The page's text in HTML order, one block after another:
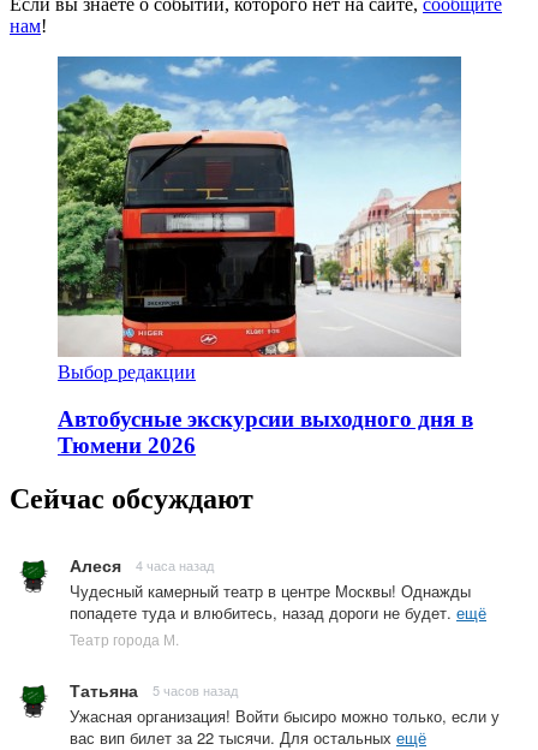
Если вы знаете о событии, которого нет на сайте, сообщите
нам!
Выбор редакции
Автобусные экскурсии выходного дня в
Тюмени 2026
Сейчас обсуждают
Алеся 4 часа назад
Чудесный камерный театр в центре Москвы! Однажды
попадете туда и влюбитесь, назад дороги не будет. ещё
Театр города М.
Татьяна 5 часов назад
Ужасная организация! Войти бысиро можно только, если у
вас вип билет за 22 тысячи. Для остальных ещё